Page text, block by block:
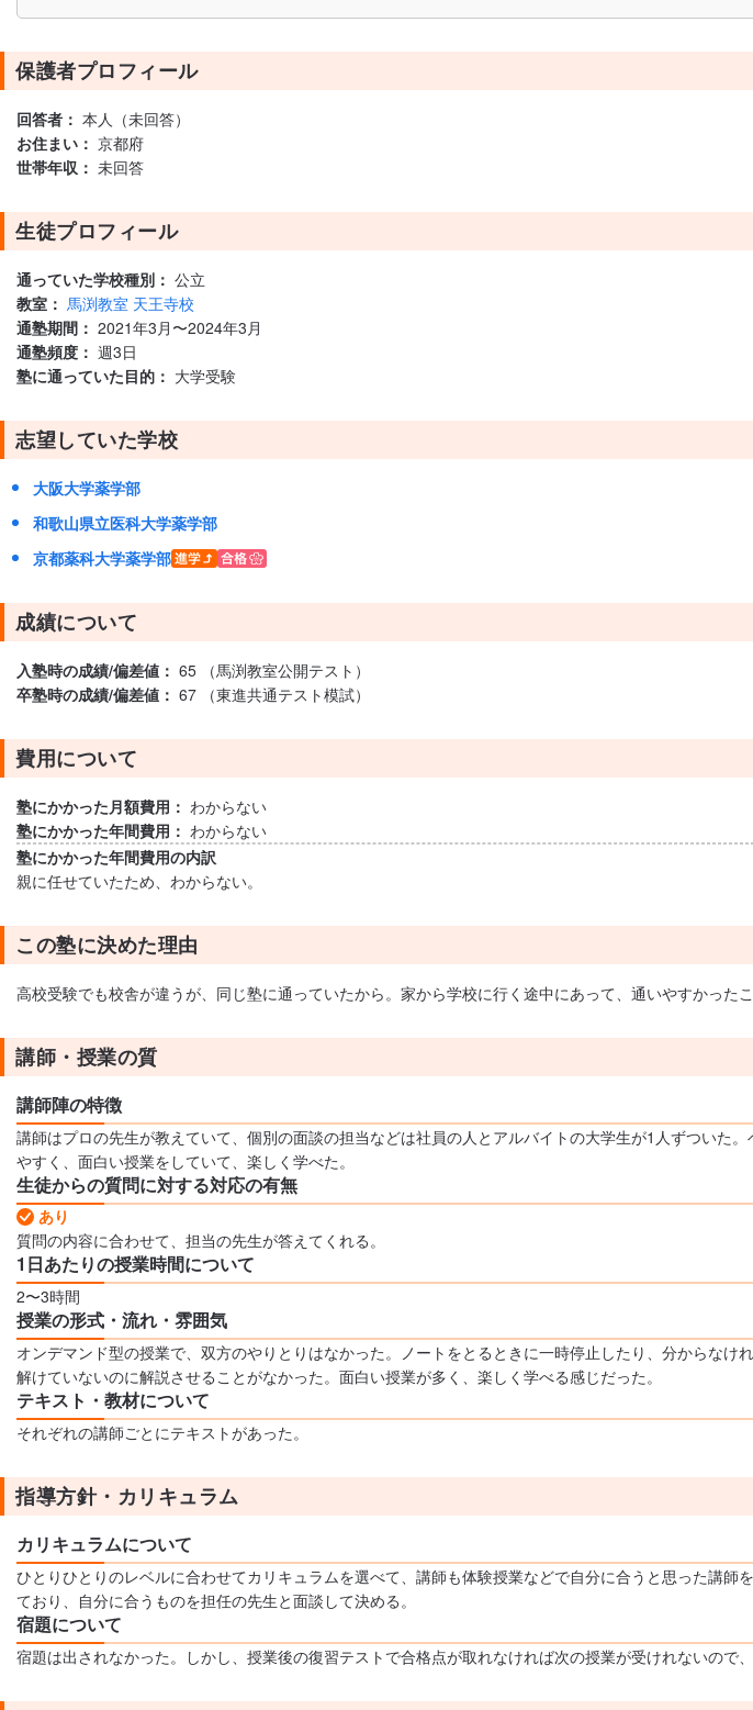
保護者プロフィール
回答者： 本人（未回答）
お住まい： 京都府
世帯年収： 未回答
生徒プロフィール
通っていた学校種別： 公立
教室： 馬渕教室 天王寺校
通塾期間： 2021年3月〜2024年3月
通塾頻度： 週3日
塾に通っていた目的： 大学受験
志望していた学校
大阪大学薬学部
和歌山県立医科大学薬学部
京都薬科大学薬学部
成績について
入塾時の成績/偏差値： 65 （馬渕教室公開テスト）
卒塾時の成績/偏差値： 67 （東進共通テスト模試）
費用について
塾にかかった月額費用： わからない
塾にかかった年間費用： わからない
塾にかかった年間費用の内訳
親に任せていたため、わからない。
この塾に決めた理由
高校受験でも校舎が違うが、同じ塾に通っていたから。家から学校に行く途中にあって、通いやすかったこ
講師・授業の質
講師陣の特徴
講師はプロの先生が教えていて、個別の面談の担当などは社員の人とアルバイトの大学生が1人ずついた
やすく、面白い授業をしていて、楽しく学べた。
生徒からの質問に対する対応の有無
あり
質問の内容に合わせて、担当の先生が答えてくれる。
1日あたりの授業時間について
2〜3時間
授業の形式・流れ・雰囲気
オンデマンド型の授業で、双方のやりとりはなかった。ノートをとるときに一時停止したり、分からな
解けていないのに解説させることがなかった。面白い授業が多く、楽しく学べる感じだった。
テキスト・教材について
それぞれの講師ごとにテキストがあった。
指導方針・カリキュラム
カリキュラムについて
ひとりひとりのレベルに合わせてカリキュラムを選べて、講師も体験授業などで自分に合うと思った講
ており、自分に合うものを担任の先生と面談して決める。
宿題について
宿題は出されなかった。しかし、授業後の復習テストで合格点が取れなければ次の授業が受けれないので